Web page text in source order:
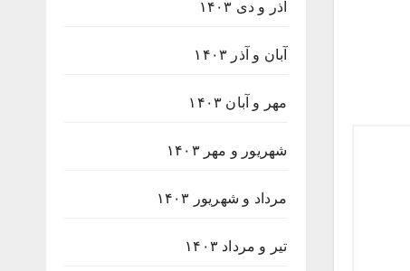
آذر و دی ۱۴۰۳
آبان و آذر ۱۴۰۳
مهر و آبان ۱۴۰۳
شهریور و مهر ۱۴۰۳
مرداد و شهریور ۱۴۰۳
تیر و مرداد ۱۴۰۳